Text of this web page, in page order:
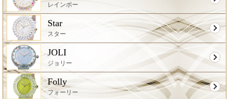
レインボー
Star
スター
JOLI
ジョリー
Folly
フォーリー